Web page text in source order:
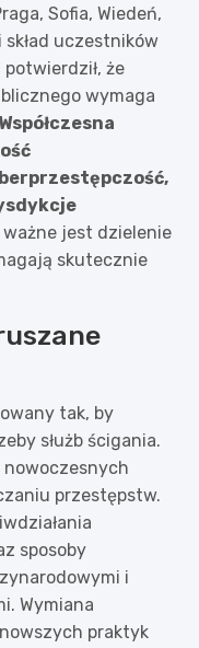
Sofia, Wiedeń,
skład uczestników
że
wymaga
Współczesna
ważne jest dzielenie
skutecznie
tak, by
służb ścigania.
nowoczesnych
przestępstw.
sposoby
i
Wymiana
praktyk